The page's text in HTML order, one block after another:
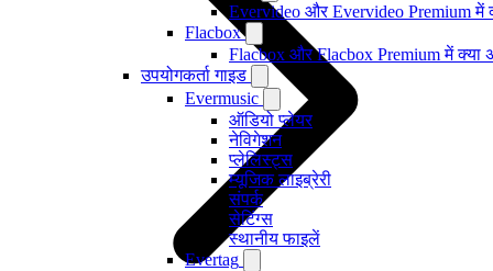
Evervideo और Evervideo Premium में
Flacbox
Flacbox और Flacbox Premium में क्या
उपयोगकर्ता गाइड
Evermusic
ऑडियो प्लेयर
नेविगेशन
प्लेलिस्ट्स
म्यूजिक लाइब्रेरी
संपर्क
सेटिंग्स
स्थानीय फाइलें
Evertag